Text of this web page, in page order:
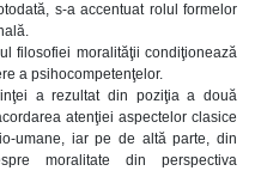
s-a accentuat rolul formelor
filosofiei moralităţii condiţionează
a psihocompetenţelor.
a rezultat din poziţia a două
atenţiei aspectelor clasice
umane, iar pe de altă parte, din
moralitate din perspectiva